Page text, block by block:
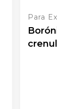
Para